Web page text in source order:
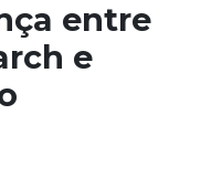
entre
e